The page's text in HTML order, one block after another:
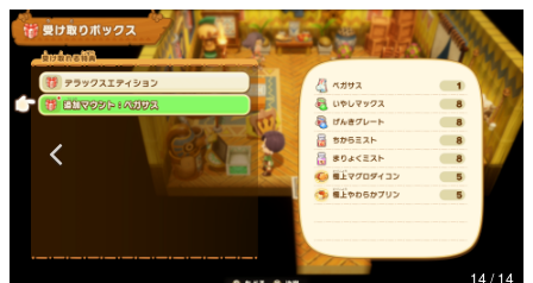
なんでゲームは面白い？
ゲーム開発者・hamatsu氏がゲームの魅力を画面や操作の
具体的な形から解き明かしていく、硬派で骨太な評論連載
です。
ゲームが変えた日本語
「経験値」「裏技」「ラスボス」… ゲームにまつわる言葉
の起源や用法の変遷を、コンピューター文化史研究家・タ
イニーP氏が徹底調査。
14 / 14